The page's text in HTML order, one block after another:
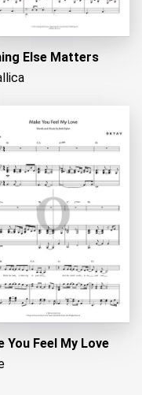
Else Matters
You Feel My Love